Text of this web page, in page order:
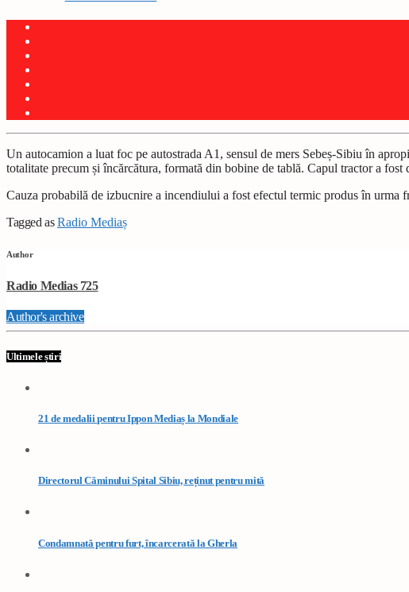
Un autocamion a luat foc pe autostrada A1, sensul de mers Sebeș-Sibiu în
totalitate precum și încărcătura, formată din bobine de tablă. Capul tractor a fost
Cauza probabilă de izbucnire a incendiului a fost efectul termic produs în
Tagged asRadio Mediaș
Author
Radio Medias 725
Author's archive
Ultimele știri
21 de medalii pentru Ippon Mediaș la Mondiale
Directorul Căminului Spital Sibiu, reținut pentru mită
Condamnată pentru furt, încarcerată la Gherla